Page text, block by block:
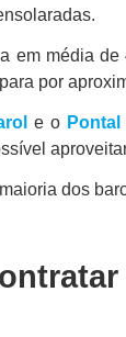
em média
por
e o
dos